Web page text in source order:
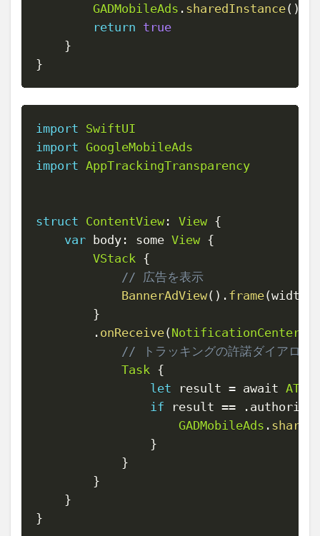
GADMobileAds . sharedInstance( )
return true
}
}
import SwiftUI
import GoogleMobileAds
import AppTrackingTransparency
struct ContentView : View {
var body : some View {
VStack {
// 広告を表示
BannerAdView( ) . frame(width
}
. onReceive(NotificationCenter
// トラッキングの許諾ダイアログ
Task {
let result = await
if result == .
GADMobileAds .
}
}
}
}
}